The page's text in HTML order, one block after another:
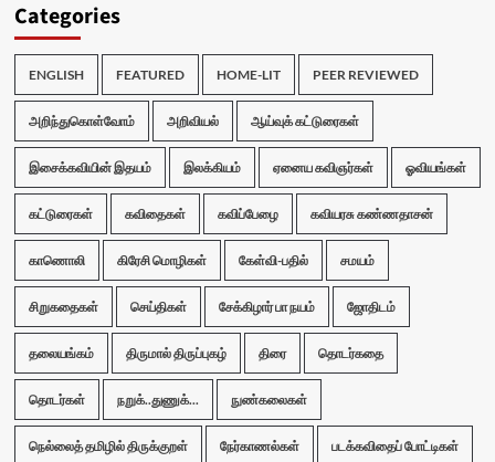
Categories
ENGLISH FEATURED HOME-LIT PEER REVIEWED
அறிந்துகொள்வோம் அறிவியல் ஆய்வுக் கட்டுரைகள்
இசைக்கவியின் இதயம் இலக்கியம் ஏனைய கவிஞர்கள் ஓவியங்கள்
கட்டுரைகள் கவிதைகள் கவிப்பேழை கவியரசு கண்ணதாசன்
காணொலி கிரேசி மொழிகள் கேள்வி-பதில் சமயம்
சிறுகதைகள் செய்திகள் சேக்கிழார் பா நயம் ஜோதிடம்
தலையங்கம் திருமால் திருப்புகழ் திரை தொடர்கதை
தொடர்கள் நறுக்..துணுக்... நுண்கலைகள்
நெல்லைத் தமிழில் திருக்குறள் நேர்காணல்கள் படக்கவிதைப் போட்டிகள்